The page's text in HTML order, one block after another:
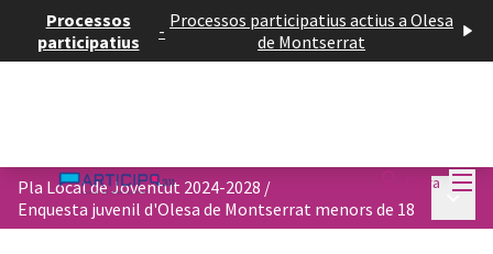
Processos
participatius
- Processos participatius actius a Olesa
de Montserrat
Entra
Pla Local de Joventut 2024-2028 /
Enquesta juvenil d'Olesa de Montserrat menors de 18